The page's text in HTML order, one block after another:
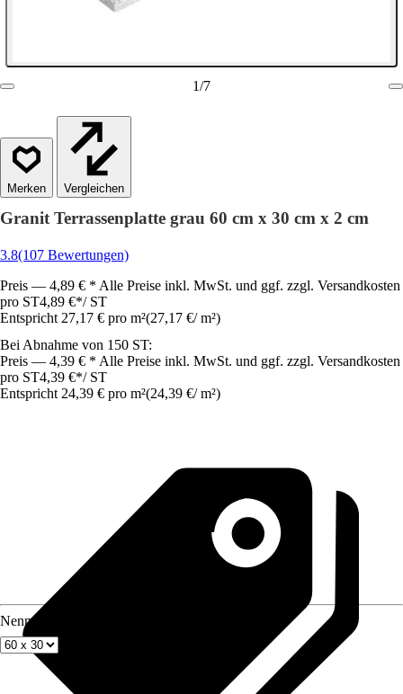
1/7
Vergleichen
Granit Terrassenplatte grau 60 cm x 30 cm x 2 cm
3.8(107 Bewertungen)
Preis — 4,89 € * Alle Preise inkl. MwSt. und ggf. zzgl. Versandkosten
pro ST4,89 €*/ ST
Entspricht 27,17 € pro m²(27,17 €/ m²)
Bei Abnahme von 150 ST:
Preis — 4,39 € * Alle Preise inkl. MwSt. und ggf. zzgl. Versandkosten
pro ST4,39 €*/ ST
Entspricht 24,39 € pro m²(24,39 €/ m²)
Nenngröße in cm